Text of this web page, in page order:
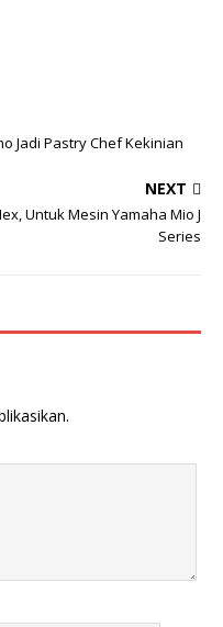
Jadi Pastry Chef Kekinian
NEXT
Untuk Mesin Yamaha Mio J
Series